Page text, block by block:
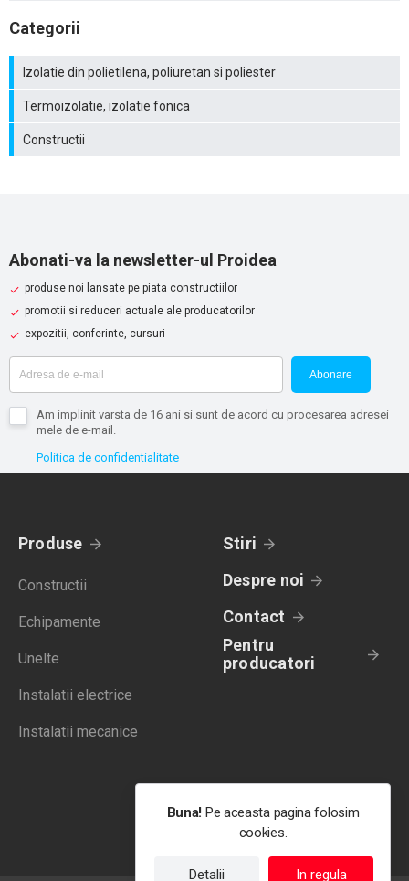
Categorii
Izolatie din polietilena, poliuretan si poliester
Termoizolatie, izolatie fonica
Constructii
Abonati-va la newsletter-ul Proidea
produse noi lansate pe piata constructiilor
promotii si reduceri actuale ale producatorilor
expozitii, conferinte, cursuri
Abonare
Am implinit varsta de 16 ani si sunt de acord cu procesarea adresei
mele de e-mail.
Politica de confidentialitate
Produse
Constructii
Echipamente
Unelte
Instalatii electrice
Instalatii mecanice
Stiri
Despre noi
Contact
Pentru
producatori
Buna! Pe aceasta pagina folosim
cookies.
Detalii In regula